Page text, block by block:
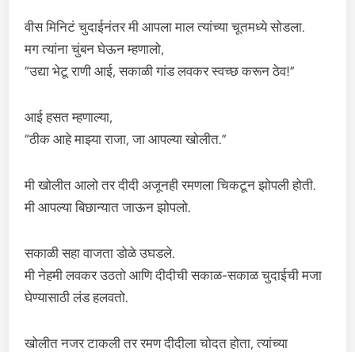
वीस मिनिटं चुदाईनंतर मी आपला माल त्यांच्या चूतमध्ये सोडला.
मग त्यांना चुंबन घेऊन म्हणालो,
“उद्या भेटू राणी आई, सकाळी गांड लवकर स्वच्छ करून ठेव!”
आई हसत म्हणाल्या,
“ठीक आहे माझ्या राजा, जा आपल्या खोलीत.”
मी खोलीत आलो तर दीदी अजूनही रमणला चिकटून झोपली होती.
मी आपल्या बिछान्यात जाऊन झोपलो.
सकाळी सहा वाजता डोळे उघडले.
मी नेहमी लवकर उठतो आणि दीदीची सकाळ-सकाळ चुदाईची मजा
घेण्यासाठी लंड हलवतो.
खोलीत नजर टाकली तर रमण दीदीला चोदत होता, त्यांच्या